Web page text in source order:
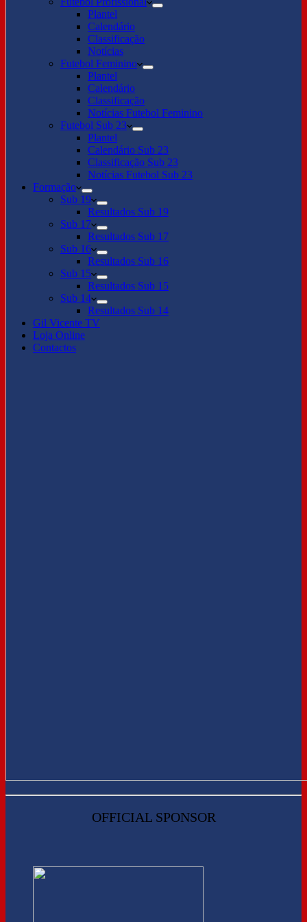
Plantel
Calendário
Classificação
Notícias
Futebol Feminino
Plantel
Calendário
Classificação
Notícias Futebol Feminino
Futebol Sub 23
Plantel
Calendário Sub 23
Classificação Sub 23
Notícias Futebol Sub 23
Formação
Sub 19
Resultados Sub 19
Sub 17
Resultados Sub 17
Sub 16
Resultados Sub 16
Sub 15
Resultados Sub 15
Sub 14
Resultados Sub 14
Gil Vicente TV
Loja Online
Contactos
OFFICIAL SPONSOR